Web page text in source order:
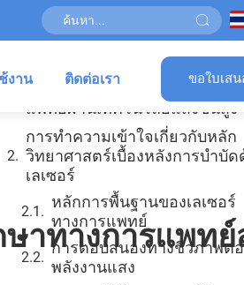
งาน ติดต่อเรา ขอใบเส
ษาทางการแพท
สารบัญ
วิวัฒนาการของการรักษาทางกา
แพทย์ผ่านเทคโนโลยีแสงขั้นสูง
การทำความเข้าใจเกี่ยวกับหลัก
วิทยาศาสตร์เบื้องหลังการบำบัด
เลเซอร์
หลักการพื้นฐานของเลเซอร์
ทางการแพทย์
การตอบสนองทางชีวภาพต่อ
พลังงานแสง